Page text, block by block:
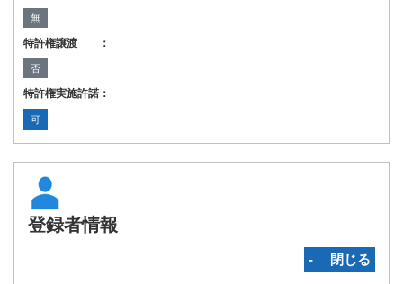
無
特許権譲渡 ：
否
特許権実施許諾：
可
登録者情報
‐ 閉じる